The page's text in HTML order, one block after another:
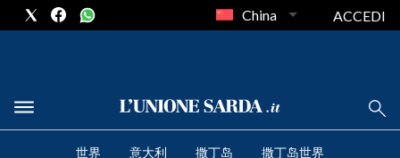
CRONACA SARDEGNA
China ACCEDI
世界 意大利 撒丁岛 撒丁岛世界